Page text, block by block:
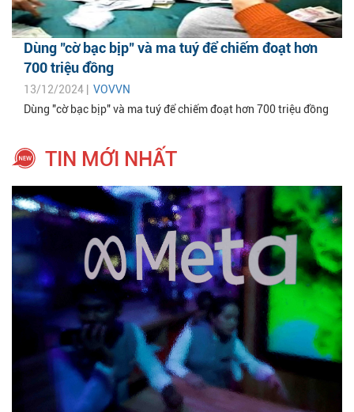
Dùng "cờ bạc bịp" và ma tuý để chiếm đoạt hơn
700 triệu đồng
13/12/2024 | VOVVN
Dùng "cờ bạc bịp" và ma tuý để chiếm đoạt hơn 700 triệu đồng
TIN MỚI NHẤT